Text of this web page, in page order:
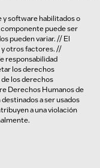
software habilitados o
puede ser
pueden variar. // El
y otros factores. //
responsabilidad
los derechos
de los derechos
Derechos Humanos de
a ser usados
a una violación